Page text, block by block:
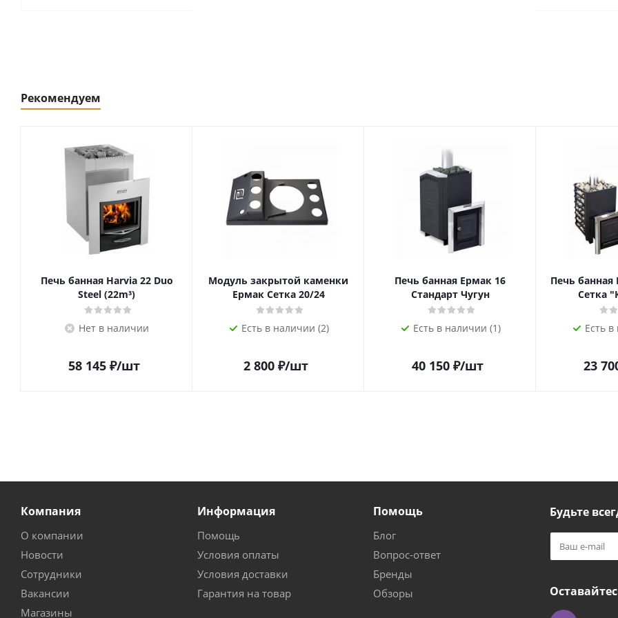
Рекомендуем
Печь банная Harvia 22 Duo
Steel (22m³)
Нет в наличии
58 145 ₽/шт
Модуль закрытой каменки
Ермак Сетка 20/24
Есть в наличии (2)
2 800 ₽/шт
Печь банная Ермак 16
Стандарт Чугун
Есть в наличии (1)
40 150 ₽/шт
Печь банная
Сетка
Есть
23
Компания
О компании
Новости
Сотрудники
Вакансии
Магазины
Информация
Помощь
Условия оплаты
Условия доставки
Гарантия на товар
Помощь
Блог
Вопрос-ответ
Бренды
Обзоры
Будьте